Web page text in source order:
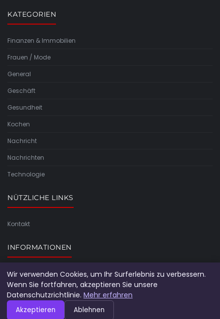
KATEGORIEN
Finanzen & Immobilien
Frauen / Mode
General
Geschäft
Gesundheit
Kochen
Nachricht
Nachrichten
Technologie
NÜTZLICHE LINKS
Kontakt
INFORMATIONEN
Seitenübersicht
© 2026 Deluxe Label. Alle Rechte vorbehalten.
Wir verwenden Cookies, um Ihr Surferlebnis zu verbessern.
Wenn Sie fortfahren, akzeptieren Sie unsere
Datenschutzrichtlinie. Mehr erfahren
Akzeptieren Ablehnen